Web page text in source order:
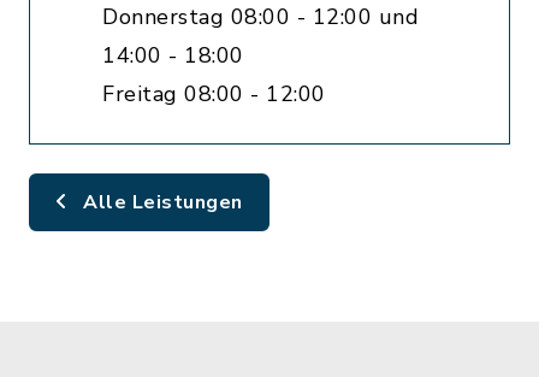
Donnerstag 08:00 - 12:00 und
14:00 - 18:00
Freitag 08:00 - 12:00
Alle Leistungen